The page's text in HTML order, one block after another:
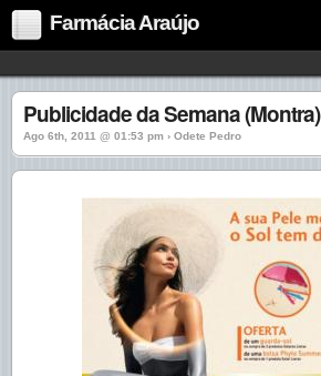
Farmácia Araújo
Publicidade da Semana (Montra)
Ago 6th, 2011 @ 01:53 pm › Odete Pedro